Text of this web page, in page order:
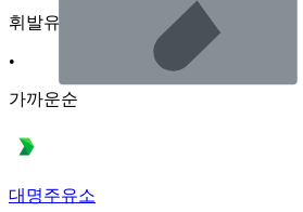
휘발유
•
가까운순
대명주유소